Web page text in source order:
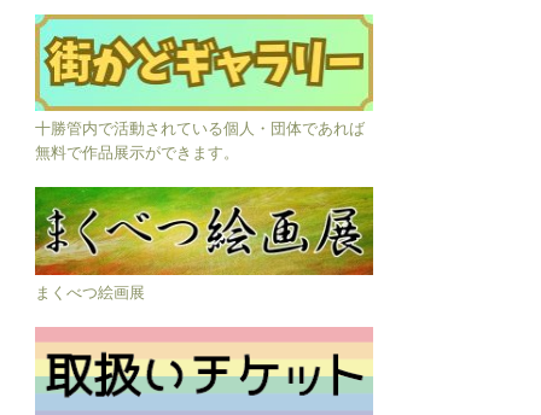
十勝管内で活動されている個人・団体であれば
無料で作品展示ができます。
まくべつ絵画展